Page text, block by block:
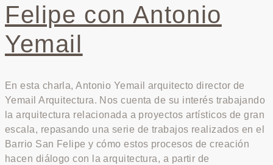
Felipe con Antonio
Yemail
En esta charla, Antonio Yemail arquitecto director de
Yemail Arquitectura. Nos cuenta de su interés trabajando
la arquitectura relacionada a proyectos artísticos de gran
escala, repasando una serie de trabajos realizados en el
Barrio San Felipe y cómo estos procesos de creación
hacen diálogo con la arquitectura, a partir de